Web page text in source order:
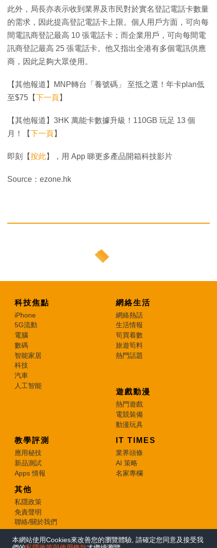
此外，局長亦表示收到業界及市民對於實名登記電話卡數量
的需求，因此提高登記電話卡上限。個人用戶方面，可向每
間電訊商登記最高 10 張電話卡；而企業用戶，可向每間電
訊商登記最高 25 張電話卡。他又指出全港有多個電訊供應
商，因此足夠大眾使用。
【其他報道】MNP轉台「養號碼」 至抵之選！年卡plan低
至$75【下一頁】
【其他報道】3HK 萬能卡數據升級！110GB 玩足 13 個
月！【下一頁】
即刻【按此】，用 App 睇更多產品開箱科技影片
Source：ezone.hk
科技焦點
iPhone
5G流動
電腦
數碼
智能家居
科技
汽車
人工智能
網絡生活
網絡熱話
生活情報
筍買着數
旅遊筍料
熱門話題
遊戲動漫
熱門遊戲
電競裝備
動漫玩具
教學評測
應用秘技
新品測試
Apps 情報
IT TIMES
業界頭條
AI 策略
名家專欄
其他
私隱政策
免責聲明
聯絡/關於我們
© 2026 e-zone. All Rights Reserved.
本網站使用Cookies來改善您的瀏覽體驗, 請確定您同意及接受我